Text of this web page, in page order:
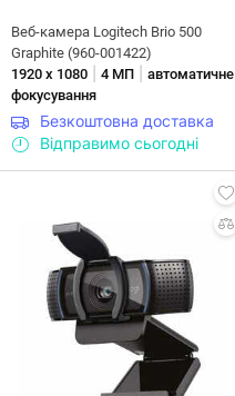
Веб-камера Logitech Brio 500
Graphite (960-001422)
1920 х 1080
4 МП
автоматичне
фокусування
Безкоштовна доставка
Відправимо сьогодні